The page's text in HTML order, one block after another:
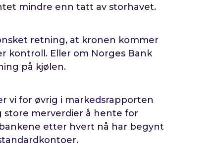
mindre enn tatt av storhavet.
retning, at kronen kommer
kontroll. Eller om Norges Bank
på kjølen.
vi for øvrig i markedsrapporten
store merverdier å hente for
etter hvert nå har begynt